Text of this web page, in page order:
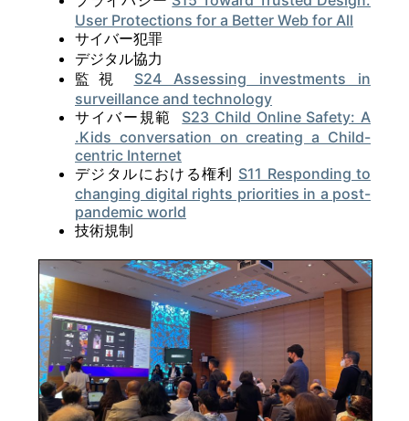
User Protections for a Better Web for All
サイバー犯罪
デジタル協力
監視 S24 Assessing investments in
surveillance and technology
サイバー規範 S23 Child Online Safety: A
.Kids conversation on creating a Child-
centric Internet
デジタルにおける権利 S11 Responding to
changing digital rights priorities in a post-
pandemic world
技術規制